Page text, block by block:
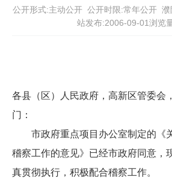
公开形式:主动公开 公开时限:常年公开 濮
站发布:2006-09-01浏览
各县（区）人民政府，高新区管委会
门：
市政府重点项目办公室制定的《
稽察工作的意见》已经市政府同意，
真贯彻执行，积极配合稽察工作。